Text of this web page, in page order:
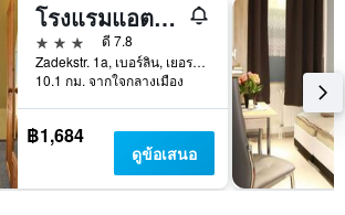
โรงแรมแอตแลนติก เบอร์ลิน
3 ดาว
ดี 7.8
Zadekstr. 1a, เบอร์ลิน, เยอรมนี
10.1 กม. จากใจกลางเมือง
฿1,684
ดูข้อเสนอ